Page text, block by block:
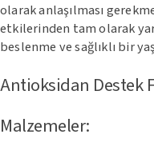
olarak anlaşılması
etkilerinden tam olarak
beslenme ve sağlıklı bir
Antioksidan Destek
Malzemeler: